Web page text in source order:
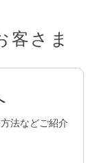
客さま
法などご紹介